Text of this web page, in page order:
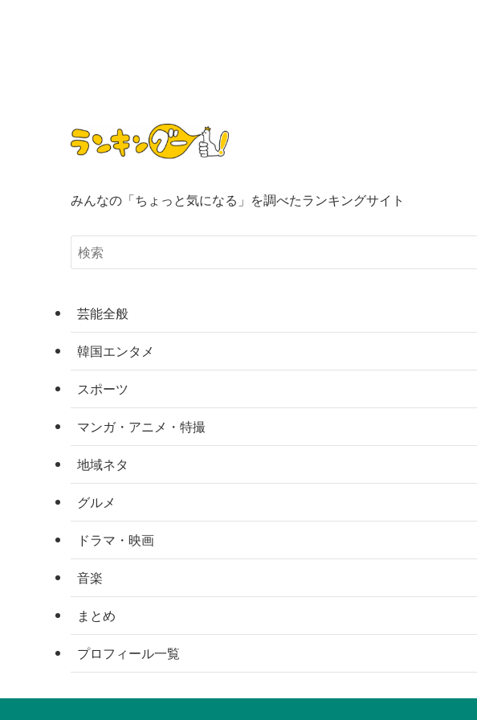
みんなの「ちょっと気になる」を調べたランキングサイト
芸能全般
韓国エンタメ
スポーツ
マンガ・アニメ・特撮
地域ネタ
グルメ
ドラマ・映画
音楽
まとめ
プロフィール一覧